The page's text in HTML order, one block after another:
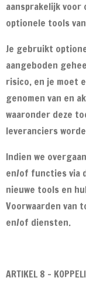
aansprakelijk
optionele tools
Je gebruikt
aangeboden
risico, en je moet
genomen van en
waaronder deze
leveranciers
Indien we
en/of functies via
nieuwe tools en
Voorwaarden van
en/of diensten.
ARTIKEL 8 -